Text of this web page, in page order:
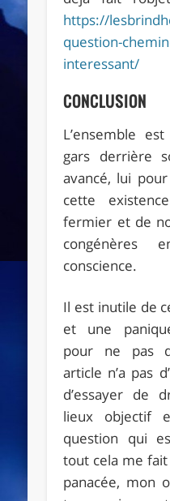
https://
question-
interessant/
CONCLUSION
L’ensemble
gars derrière
avancé, lui
cette
fermier et de
conscience.
Il est inutile de
et une
pour ne pas
article n’a pas
d’essayer de
lieux objectif
question qui
tout cela me fait
panacée, mon